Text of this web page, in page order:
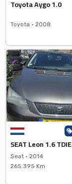
Toyota Aygo 1.0
Toyota • 2008
Seat • 2014
265.395 Km